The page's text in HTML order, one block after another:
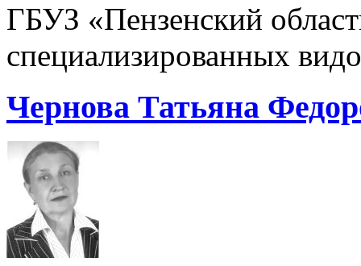
ГБУЗ «Пензенский
специализированных
Чернова Татьяна